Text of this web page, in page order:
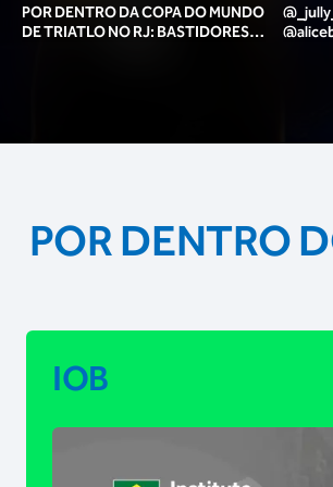
POR DENTRO DA COPA DO MUNDO
DE TRIATLO NO RJ: BASTIDORES,
POR DENTRO
IOB